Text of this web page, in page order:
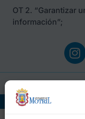
OT 2. “Garantizar
información”;